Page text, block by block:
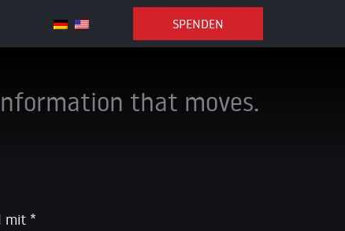
SPENDEN
that moves.
mit *